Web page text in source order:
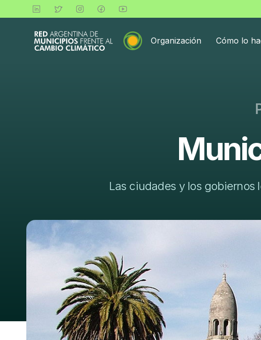
Organización Cómo lo
Las ciudades y los gobiernos